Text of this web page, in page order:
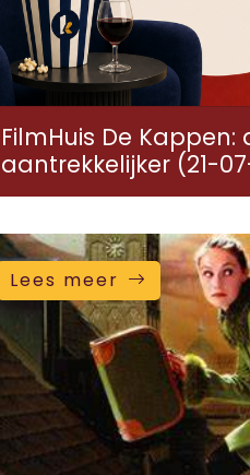
FilmHuis De
aantrekkelijker (21-
Lees meer